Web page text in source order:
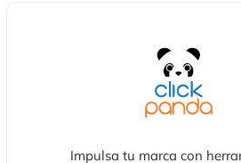
Impulsa tu marca con